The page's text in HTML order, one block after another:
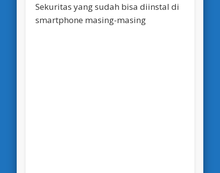
Sekuritas yang sudah bisa diinstal di
smartphone masing-masing